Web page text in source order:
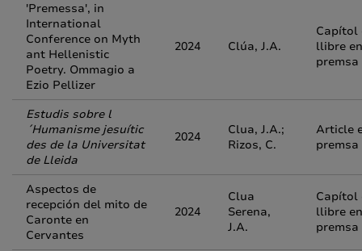
'Premessa', in
International
Conference on Myth
ant Hellenistic
Poetry. Ommagio a
Ezio Pellizer
2024 Clúa, J.A.
Capítol
llibre en
premsa
Estudis sobre l
´Humanisme jesuític
des de la Universitat
de Lleida
2024
Clua, J.A.;
Rizos, C.
Article
premsa
Aspectos de
recepción del mito de
Caronte en
Cervantes
2024
Clua
Serena,
J.A.
Capítol
llibre en
premsa